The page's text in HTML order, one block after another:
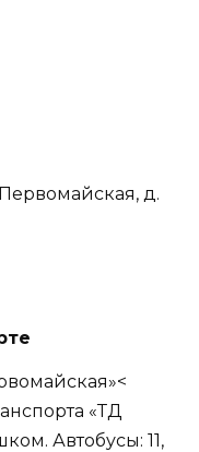
д.
«ТД
Автобусы: 11,